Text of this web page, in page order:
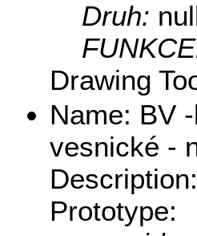
Druh:
Drawing
Name: BV
vesnické -
Description:
Prototype: